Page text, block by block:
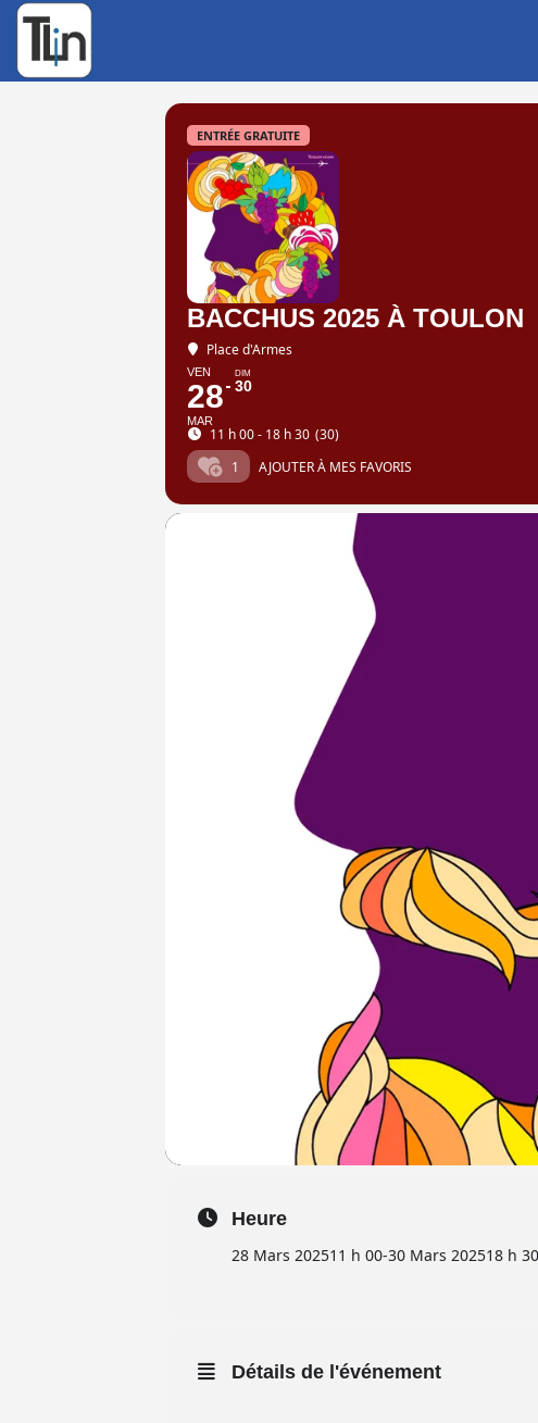
Rechercher
ENTRÉE GRATUITE
BACCHUS 2025 À TOULON
Place d'Armes
VEN
28
MAR
DIM
30
11 h 00 - 18 h 30 (30)
1
AJOUTER À MES FAVORIS
Heure
28 Mars 202511 h 00-30 Mars 202518 h 30
Détails de l'événement